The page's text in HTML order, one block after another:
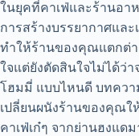
ในยุคที่คาเฟ่และร้านอา
การสร้างบรรยากาศแล
ทำให้ร้านของคุณแตกต่า
ใจแต่ยังตัดสินใจไม่ได้ว่
โฮมมี่ แบบไหนดี บทควา
เปลี่ยนผนังร้านของคุณใ
คาเฟ่เก๋ๆ จากย่านฮงแด